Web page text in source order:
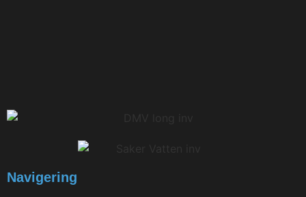
Navigering